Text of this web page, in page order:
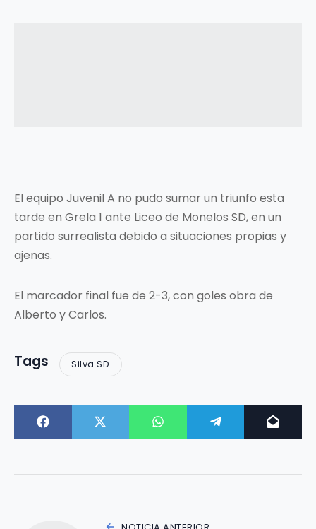
El equipo Juvenil A no pudo sumar un triunfo esta
tarde en Grela 1 ante Liceo de Monelos SD, en un
partido surrealista debido a situaciones propias y
ajenas.
El marcador final fue de 2-3, con goles obra de
Alberto y Carlos.
Tags Silva SD